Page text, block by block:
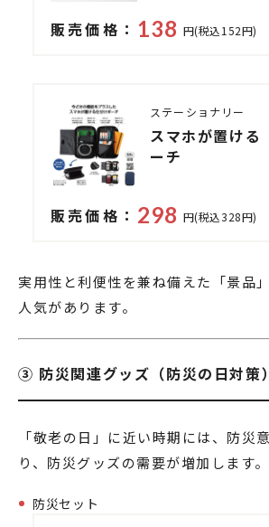
販売価格： 138 円(税込152円)
ステーショナリー
スマホが置け
ーチ
販売価格： 298 円(税込328円)
実用性と利便性を兼ね備えた「景品
人気があります。
③ 防災関連グッズ（防災の日対策）
「敬老の日」に近い時期には、防災
り、防災グッズの需要が増加します。
防災セット